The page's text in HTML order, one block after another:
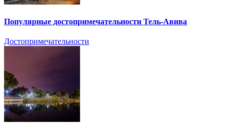
Популярные достопримечательности Тель-Авива
Достопримечательности